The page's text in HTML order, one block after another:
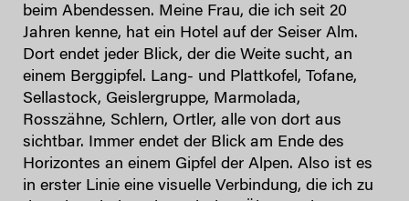
beim Abendessen. Meine Frau, die ich seit 20
Jahren kenne, hat ein Hotel auf der Seiser Alm.
Dort endet jeder Blick, der die Weite sucht, an
einem Berggipfel. Lang- und Plattkofel, Tofane,
Sellastock, Geislergruppe, Marmolada,
Rosszähne, Schlern, Ortler, alle von dort aus
sichtbar. Immer endet der Blick am Ende des
Horizontes an einem Gipfel der Alpen. Also ist es
in erster Linie eine visuelle Verbindung, die ich zu